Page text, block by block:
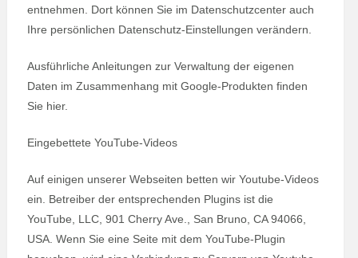
entnehmen. Dort können Sie im Datenschutzcenter auch
Ihre persönlichen Datenschutz-Einstellungen verändern.
Ausführliche Anleitungen zur Verwaltung der eigenen
Daten im Zusammenhang mit Google-Produkten finden
Sie hier.
Eingebettete YouTube-Videos
Auf einigen unserer Webseiten betten wir Youtube-Videos
ein. Betreiber der entsprechenden Plugins ist die
YouTube, LLC, 901 Cherry Ave., San Bruno, CA 94066,
USA. Wenn Sie eine Seite mit dem YouTube-Plugin